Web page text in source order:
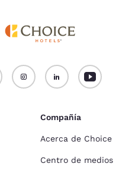
Compañía
Acerca de Choice
Centro de medios